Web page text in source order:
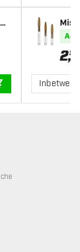
IN DEN
Auf
2,50
nicht